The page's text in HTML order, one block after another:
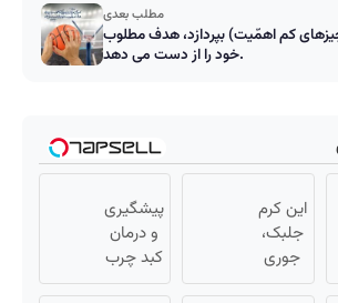
مطلب بعدی
كم اهمّيت) بپردازد، هدف مطلوب
خود را از دست می دهد.
این کرم
جلبک،
جوری
چروکاتو
پیشگیری
و درمان
کبد چرب
با این